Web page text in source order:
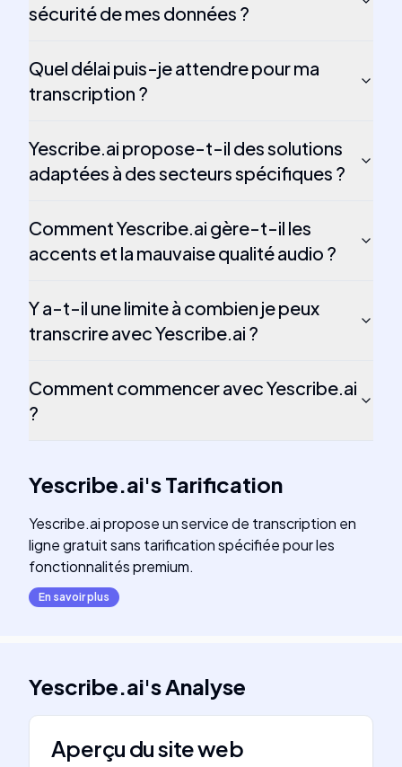
sécurité de mes données ?
Quel délai puis-je attendre pour ma
transcription ?
Yescribe.ai propose-t-il des solutions
adaptées à des secteurs spécifiques ?
Comment Yescribe.ai gère-t-il les
accents et la mauvaise qualité audio ?
Y a-t-il une limite à combien je peux
transcrire avec Yescribe.ai ?
Comment commencer avec Yescribe.ai
?
Yescribe.ai'sTarification
Yescribe.ai propose un service de transcription en
ligne gratuit sans tarification spécifiée pour les
fonctionnalités premium.
En savoir plus
Yescribe.ai'sAnalyse
Aperçu du site web